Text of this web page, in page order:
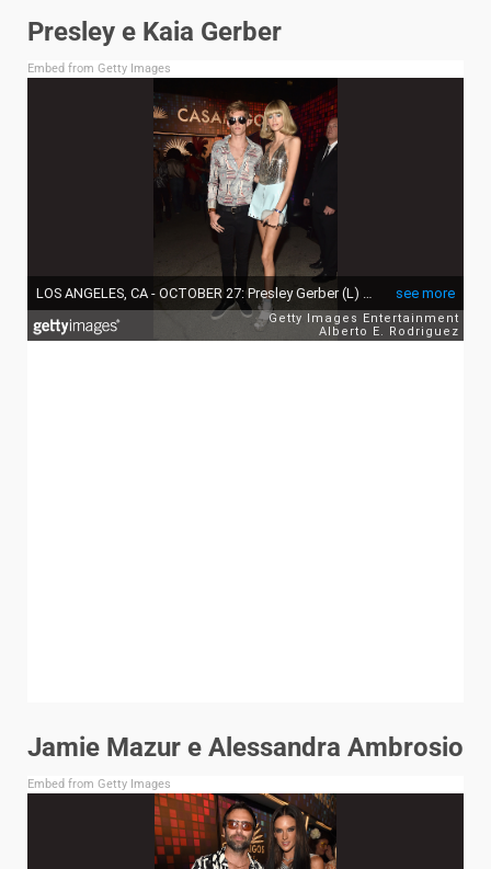
Presley e Kaia Gerber
Embed from Getty Images
Jamie Mazur e Alessandra Ambrosio
Embed from Getty Images